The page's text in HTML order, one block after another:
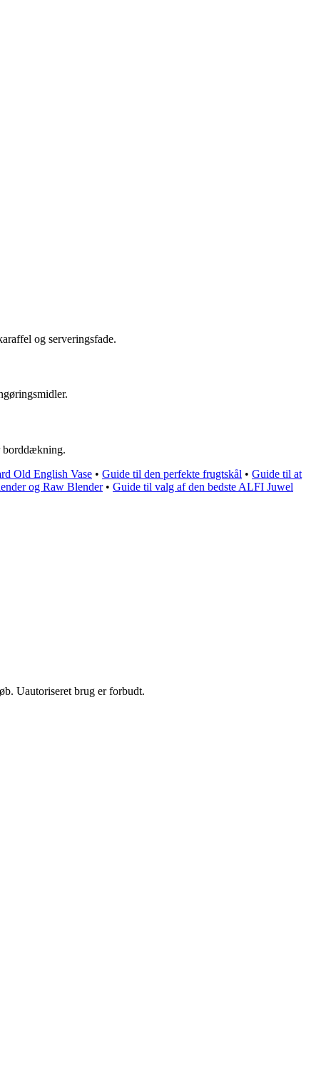
og serveringsfade.
borddækning.
Old English Vase • Guide til den perfekte frugtskål • Guide til at
og Raw Blender• Guide til valg af den bedste ALFI Juwel
Uautoriseret brug er forbudt.